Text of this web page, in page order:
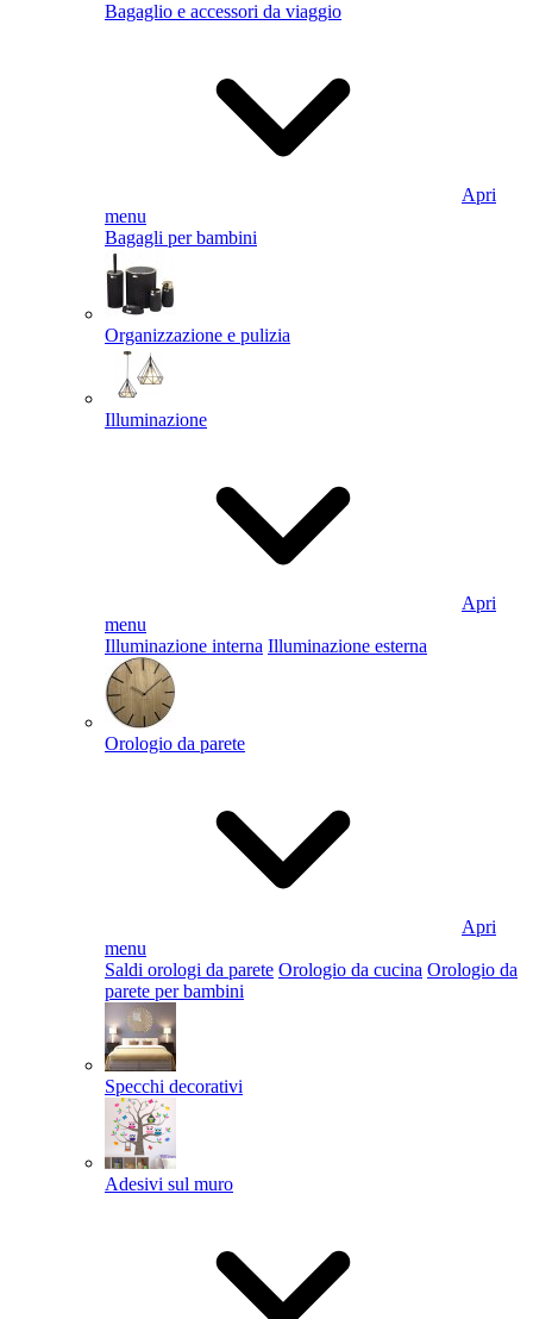
Bagaglio e accessori da viaggio
Apri
menu
Bagagli per bambini
Organizzazione e pulizia
Illuminazione
Apri
menu
Illuminazione interna Illuminazione esterna
Orologio da parete
Apri
menu
Saldi orologi da parete Orologio da cucina Orologio da
parete per bambini
Specchi decorativi
Adesivi sul muro